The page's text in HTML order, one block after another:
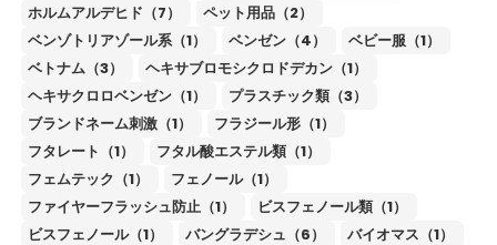
ホルムアルデヒド（7）
ペット用品（2）
ベンゾトリアゾール系（1）
ベンゼン（4）
ベビー服（1）
ベトナム（3）
ヘキサブロモシクロドデカン（1）
ヘキサクロロベンゼン（1）
プラスチック類（3）
ブランドネーム刺激（1）
フラジール形（1）
フタレート（1）
フタル酸エステル類（1）
フェムテック（1）
フェノール（1）
ファイヤーフラッシュ防止（1）
ビスフェノール類（1）
ビスフェノール（1）
バングラデシュ（6） バイオマス（1）